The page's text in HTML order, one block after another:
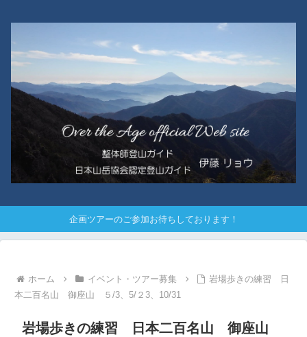
企画ツアーのご参加お待ちしております！
ホーム イベント・ツアー募集
岩場歩きの練習 日
本二百名山 御座山 ５/3、5/２3、10/31
岩場歩きの練習 日本二百名山 御座山